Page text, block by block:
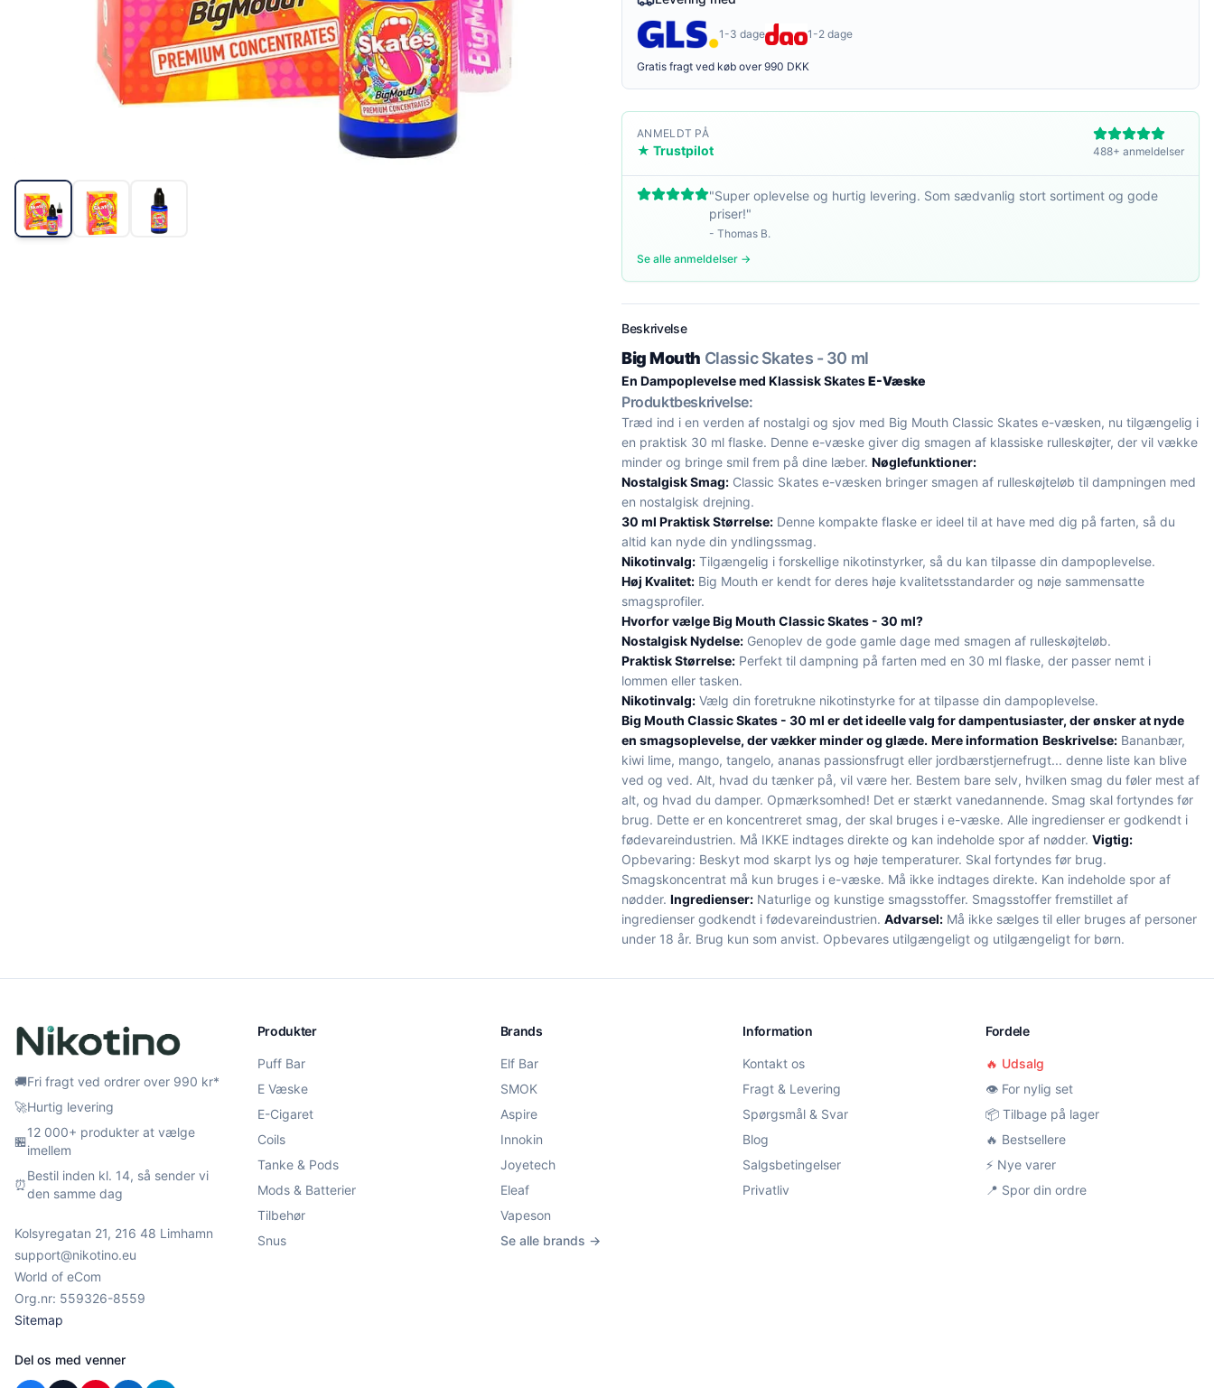
1-3 dage 1-2 dage
Gratis fragt ved køb over 990 DKK
ANMELDT PÅ
★ Trustpilot 488+ anmeldelser
"Super oplevelse og hurtig levering. Som sædvanlig stort sortiment og gode
priser!"
- Thomas B.
Se alle anmeldelser →
Beskrivelse
Big Mouth Classic Skates - 30 ml
En Dampoplevelse med Klassisk SkatesE-Væske
Produktbeskrivelse:
Træd ind i en verden af nostalgi og sjov med Big Mouth Classic Skates e-væsken, nu tilgængelig i
en praktisk 30 ml flaske. Denne e-væske giver dig smagen af klassiske rulleskøjter, der vil vække
minder og bringe smil frem på dine læber. Nøglefunktioner:
Nostalgisk Smag: Classic Skates e-væsken bringer smagen af rulleskøjteløb til dampningen med
en nostalgisk drejning.
30 ml Praktisk Størrelse: Denne kompakte flaske er ideel til at have med dig på farten, så du
altid kan nyde din yndlingssmag.
Nikotinvalg: Tilgængelig i forskellige nikotinstyrker, så du kan tilpasse din dampoplevelse.
Høj Kvalitet: Big Mouth er kendt for deres høje kvalitetsstandarder og nøje sammensatte
smagsprofiler.
Hvorfor vælge Big Mouth Classic Skates - 30 ml?
Nostalgisk Nydelse: Genoplev de gode gamle dage med smagen af rulleskøjteløb.
Praktisk Størrelse: Perfekt til dampning på farten med en 30 ml flaske, der passer nemt i
lommen eller tasken.
Nikotinvalg: Vælg din foretrukne nikotinstyrke for at tilpasse din dampoplevelse.
Big Mouth Classic Skates - 30 ml er det ideelle valg for dampentusiaster, der ønsker at nyde
en smagsoplevelse, der vækker minder og glæde. Mere information Beskrivelse: Bananbær,
kiwi lime, mango, tangelo, ananas passionsfrugt eller jordbærstjernefrugt... denne liste kan blive
ved og ved. Alt, hvad du tænker på, vil være her. Bestem bare selv, hvilken smag du føler mest af
alt, og hvad du damper. Opmærksomhed! Det er stærkt vanedannende. Smag skal fortyndes før
brug. Dette er en koncentreret smag, der skal bruges i e-væske. Alle ingredienser er godkendt i
fødevareindustrien. Må IKKE indtages direkte og kan indeholde spor af nødder. Vigtig:
Opbevaring: Beskyt mod skarpt lys og høje temperaturer. Skal fortyndes før brug.
Smagskoncentrat må kun bruges i e-væske. Må ikke indtages direkte. Kan indeholde spor af
nødder. Ingredienser: Naturlige og kunstige smagsstoffer. Smagsstoffer fremstillet af
ingredienser godkendt i fødevareindustrien. Advarsel: Må ikke sælges til eller bruges af personer
under 18 år. Brug kun som anvist. Opbevares utilgængeligt og utilgængeligt for børn.
🚚Fri fragt ved ordrer over 990 kr*
🚀Hurtig levering
🏪
12 000+ produkter at vælge
imellem
⏰
Bestil inden kl. 14, så sender vi
den samme dag
Kolsyregatan 21, 216 48 Limhamn
support@nikotino.eu
World of eCom
Org.nr: 559326-8559
Sitemap
Del os med venner
Produkter
Puff Bar
E Væske
E-Cigaret
Coils
Tanke & Pods
Mods & Batterier
Tilbehør
Snus
Brands
Elf Bar
SMOK
Aspire
Innokin
Joyetech
Eleaf
Vapeson
Se alle brands →
Information
Kontakt os
Fragt & Levering
Spørgsmål & Svar
Blog
Salgsbetingelser
Privatliv
Fordele
🔥 Udsalg
👁️ For nylig set
📦 Tilbage på lager
🔥 Bestsellere
⚡ Nye varer
📍 Spor din ordre